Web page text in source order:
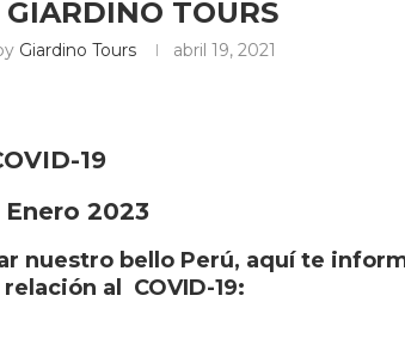
TOURS
Giardino Tours abril 19, 2021
19
2023
nuestro bello Perú, aquí te
al COVID-19: